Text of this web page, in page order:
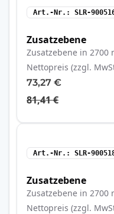
Art.-Nr. SLR-
Zusatzebene
Zusatzebene in 2700
Nettopreis (zzgl.
73,27 €
81,41 €
Art.-Nr. SLR-
Zusatzebene
Zusatzebene in 2700
Nettopreis (zzgl.